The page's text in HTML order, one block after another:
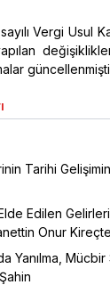
Vergi Usul
Tarihi
Edilen
Onur
Yanılma, Mücbir